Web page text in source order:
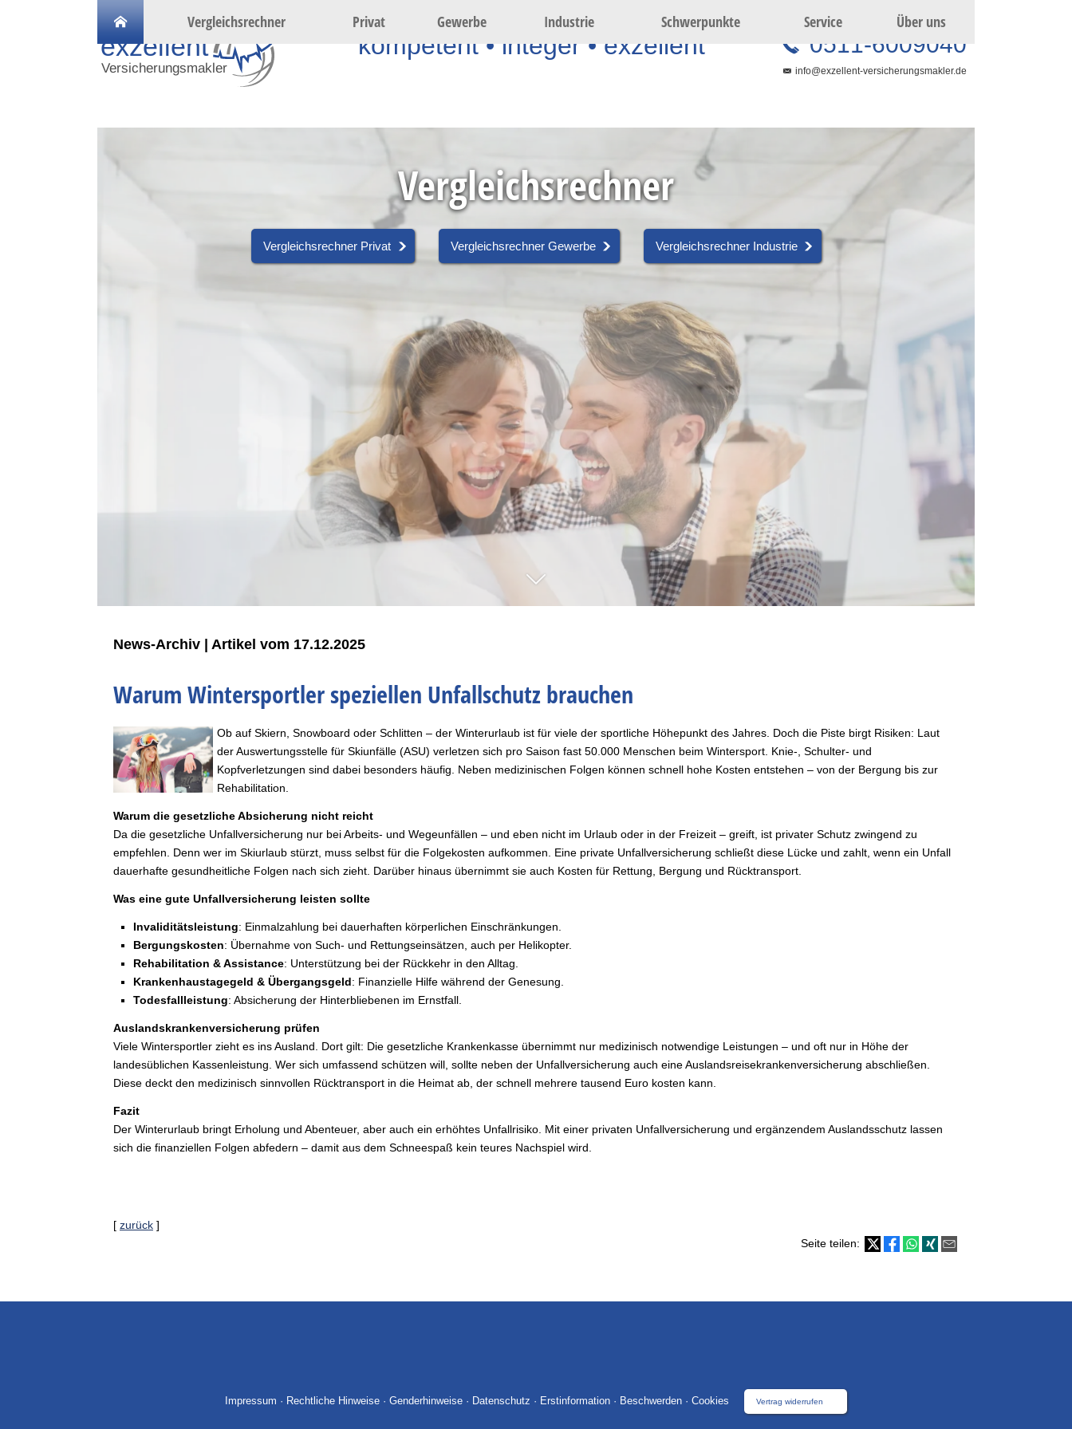
kompetent • integer • exzellent 0511-6009040
info@exzellent-versicherungsmakler.de
Vergleichsrechner Privat Gewerbe Industrie Schwerpunkte Service Über uns
Videocall vereinbaren Termin Sichern Rückruf anfordern
Vergleichsrechner
Vergleichsrechner Privat Vergleichsrechner Gewerbe Vergleichsrechner Industrie
News-Archiv | Artikel vom 17.12.2025
Warum Wintersportler speziellen Unfallschutz brauchen
Ob auf Skiern, Snowboard oder Schlitten – der Winterurlaub ist für viele der sportliche Höhepunkt des Jahres. Doch die Piste birgt Risiken: Laut
der Auswertungsstelle für Skiunfälle (ASU) verletzen sich pro Saison fast 50.000 Menschen beim Wintersport. Knie-, Schulter- und
Kopfverletzungen sind dabei besonders häufig. Neben medizinischen Folgen können schnell hohe Kosten entstehen – von der Bergung bis zur
Rehabilitation.
Warum die gesetzliche Absicherung nicht reicht
Da die gesetzliche Unfallversicherung nur bei Arbeits- und Wegeunfällen – und eben nicht im Urlaub oder in der Freizeit – greift, ist privater Schutz zwingend zu
empfehlen. Denn wer im Skiurlaub stürzt, muss selbst für die Folgekosten aufkommen. Eine private Unfallversicherung schließt diese Lücke und zahlt, wenn ein Unfall
dauerhafte gesundheitliche Folgen nach sich zieht. Darüber hinaus übernimmt sie auch Kosten für Rettung, Bergung und Rücktransport.
Was eine gute Unfallversicherung leisten sollte
Invaliditätsleistung: Einmalzahlung bei dauerhaften körperlichen Einschränkungen.
Bergungskosten: Übernahme von Such- und Rettungseinsätzen, auch per Helikopter.
Rehabilitation & Assistance: Unterstützung bei der Rückkehr in den Alltag.
Krankenhaustagegeld & Übergangsgeld: Finanzielle Hilfe während der Genesung.
Todesfallleistung: Absicherung der Hinterbliebenen im Ernstfall.
Auslandskrankenversicherung prüfen
Viele Wintersportler zieht es ins Ausland. Dort gilt: Die gesetzliche Krankenkasse übernimmt nur medizinisch notwendige Leistungen – und oft nur in Höhe der
landesüblichen Kassenleistung. Wer sich umfassend schützen will, sollte neben der Unfallversicherung auch eine Auslandsreisekrankenversicherung abschließen.
Diese deckt den medizinisch sinnvollen Rücktransport in die Heimat ab, der schnell mehrere tausend Euro kosten kann.
Fazit
Der Winterurlaub bringt Erholung und Abenteuer, aber auch ein erhöhtes Unfallrisiko. Mit einer privaten Unfallversicherung und ergänzendem Auslandsschutz lassen
sich die finanziellen Folgen abfedern – damit aus dem Schneespaß kein teures Nachspiel wird.
[ zurück ]
Seite teilen:
Impressum · Rechtliche Hinweise · Genderhinweise · Datenschutz · Erstinformation · Beschwerden · Cookies Vertrag widerrufen